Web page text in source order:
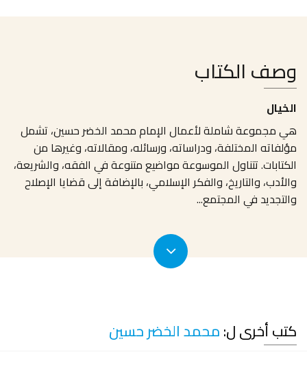
وصف الكتاب
الخيال
هي مجموعة شاملة لأعمال الإمام محمد الخضر حسين، تشمل
مؤلفاته المختلفة، ودراساته، ورسائله، ومقالاته، وغيرها من
الكتابات. تتناول الموسوعة مواضيع متنوعة في الفقه، والشريعة،
والأدب، والتاريخ، والفكر الإسلامي، بالإضافة إلى قضايا الإصلاح
والتجديد في المجتمع...
كتب أخرى ل:محمد الخضر حسين